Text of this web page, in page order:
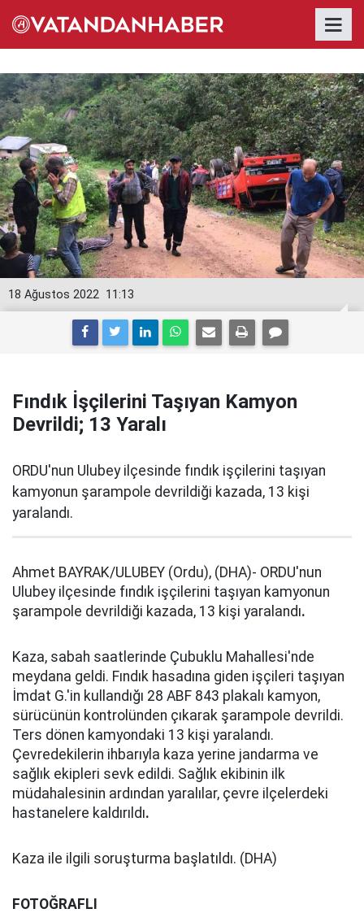
11:13
18 Ağustos 2022
Fındık İşçilerini Taşıyan Kamyon
Devrildi; 13 Yaralı
ORDU'nun Ulubey ilçesinde fındık işçilerini taşıyan
kamyonun şarampole devrildiği kazada, 13 kişi
yaralandı.
Ahmet BAYRAK/ULUBEY (Ordu), (DHA)- ORDU'nun
Ulubey ilçesinde fındık işçilerini taşıyan kamyonun
şarampole devrildiği kazada, 13 kişi yaralandı.
Kaza, sabah saatlerinde Çubuklu Mahallesi'nde
meydana geldi. Fındık hasadına giden işçileri taşıyan
İmdat G.'in kullandığı 28 ABF 843 plakalı kamyon,
sürücünün kontrolünden çıkarak şarampole devrildi.
Ters dönen kamyondaki 13 kişi yaralandı.
Çevredekilerin ihbarıyla kaza yerine jandarma ve
sağlık ekipleri sevk edildi. Sağlık ekibinin ilk
müdahalesinin ardından yaralılar, çevre ilçelerdeki
hastanelere kaldırıldı.
Kaza ile ilgili soruşturma başlatıldı. (DHA)
FOTOĞRAFLI